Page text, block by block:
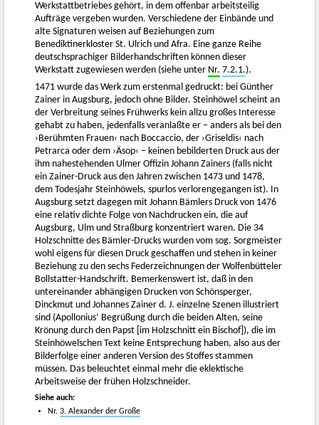
Werkstattbetriebes gehört, in dem offenbar arbeitsteilig
Aufträge vergeben wurden. Verschiedene der Einbände und
alte Signaturen weisen auf Beziehungen zum
Benediktinerkloster St. Ulrich und Afra. Eine ganze Reihe
deutschsprachiger Bilderhandschriften können dieser
Werkstatt zugewiesen werden (siehe unter Nr. 7.2.1.).
1471 wurde das Werk zum erstenmal gedruckt: bei Günther
Zainer in Augsburg, jedoch ohne Bilder. Steinhöwel scheint an
der Verbreitung seines Frühwerks kein allzu großes Interesse
gehabt zu haben, jedenfalls veranlaßte er – anders als bei den
›Berühmten Frauen‹ nach Boccaccio, der ›Griseldis‹ nach
Petrarca oder dem ›Äsop‹ – keinen bebilderten Druck aus der
ihm nahestehenden Ulmer Offizin Johann Zainers (falls nicht
ein Zainer-Druck aus den Jahren zwischen 1473 und 1478,
dem Todesjahr Steinhöwels, spurlos verlorengegangen ist). In
Augsburg setzt dagegen mit Johann Bämlers Druck von 1476
eine relativ dichte Folge von Nachdrucken ein, die auf
Augsburg, Ulm und Straßburg konzentriert waren. Die 34
Holzschnitte des Bämler-Drucks wurden vom sog. Sorgmeister
wohl eigens für diesen Druck geschaffen und stehen in keiner
Beziehung zu den sechs Federzeichnungen der Wolfenbütteler
Bollstatter-Handschrift. Bemerkenswert ist, daß in den
untereinander abhängigen Drucken von Schönsperger,
Dinckmut und Johannes Zainer d. J. einzelne Szenen illustriert
sind (Apollonius’ Begrüßung durch die beiden Alten, seine
Krönung durch den Papst [im Holzschnitt ein Bischof]), die im
Steinhöwelschen Text keine Entsprechung haben, also aus der
Bilderfolge einer anderen Version des Stoffes stammen
müssen. Das beleuchtet einmal mehr die eklektische
Arbeitsweise der frühen Holzschneider.
Siehe auch:
Nr.3. Alexander der Große